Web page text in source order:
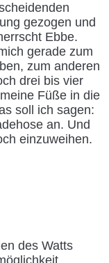
gezogen und
Ebbe.
gerade zum
zum anderen
drei bis vier
Füße in die
soll ich sagen:
an. Und
einzuweihen.